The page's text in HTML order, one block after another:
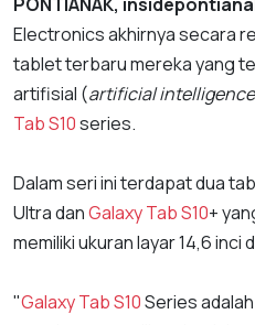
Electronics akhirnya secara
tablet terbaru mereka yang
artifisial (artificial intelligence
Tab S10series.
Dalam seri ini terdapat dua
Ultra danGalaxy Tab S10+
memiliki ukuran layar 14,6 inci
"Galaxy Tab S10Series